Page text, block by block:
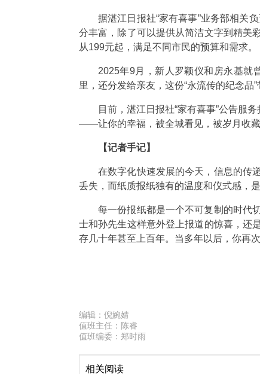
据湛江日报社“家有喜事”业务部相关
分丰富，除了可以提供从简洁文字到精美
从199元起，满足不同市民的预算和需求。
2025年9月，新人罗颖仪和房永基就
里，还分发给亲友，这份“永流传的纪念品
目前，湛江日报社“家有喜事”公告服
——让你的幸福，被全城看见，被岁月收藏
【记者手记】
在数字化快速发展的今天，信息的传
丢失，而纸质报纸独有的温度和仪式感，
每一份报纸都是一个不可复制的时代
士和孙先生这样意外登上报道的惊喜，还
存几十年甚至上百年。当多年以后，你再
编辑： 倪婉婧
值班主任： 陈睿
值班编委： 郑时雨
相关阅读